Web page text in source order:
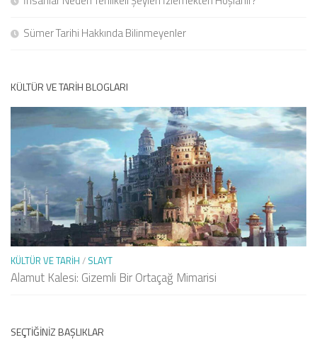
Sümer Tarihi Hakkında Bilinmeyenler
KÜLTÜR VE TARIH BLOGLARI
KÜLTÜR VE TARIH / SLAYT
Alamut Kalesi: Gizemli Bir Ortaçağ Mimarisi
SEÇTIĞINIZ BAŞLIKLAR